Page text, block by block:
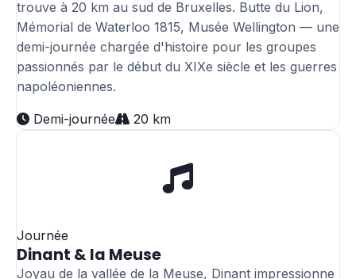
trouve à 20 km au sud de Bruxelles. Butte du Lion,
Mémorial de Waterloo 1815, Musée Wellington — une
demi-journée chargée d'histoire pour les groupes
passionnés par le début du XIXe siècle et les guerres
napoléoniennes.
Demi-journée 20 km
Journée
Dinant & la Meuse
Joyau de la vallée de la Meuse, Dinant impressionne